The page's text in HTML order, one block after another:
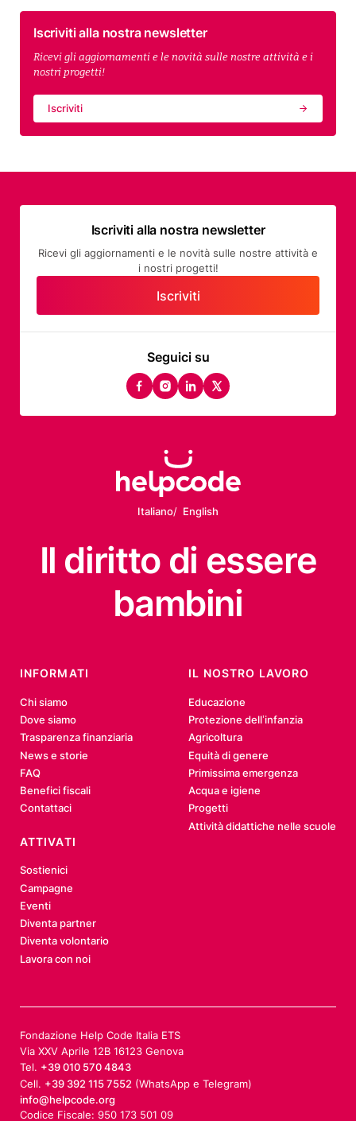
Iscriviti alla nostra newsletter
Ricevi gli aggiornamenti e le novità sulle nostre attività e i
nostri progetti!
Iscriviti
Seguici su
facebook
instagram
linkedin
twitter
Iscriviti alla nostra newsletter
Ricevi gli aggiornamenti e le novità sulle nostre attività e
i nostri progetti!
Iscriviti
Italiano English
Il diritto di essere
bambini
INFORMATI
Chi siamo
Dove siamo
Trasparenza finanziaria
News e storie
FAQ
Benefici fiscali
Contattaci
IL NOSTRO LAVORO
Educazione
Protezione dell’infanzia
Agricoltura
Equità di genere
Primissima emergenza
Acqua e igiene
Progetti
Attività didattiche nelle scuole
ATTIVATI
Sostienici
Campagne
Eventi
Diventa partner
Diventa volontario
Lavora con noi
Fondazione Help Code Italia ETS
Via XXV Aprile 12B 16123 Genova
Tel. +39 010 570 4843
Cell. +39 392 115 7552 (WhatsApp e Telegram)
info@helpcode.org
Codice Fiscale: 950 173 501 09